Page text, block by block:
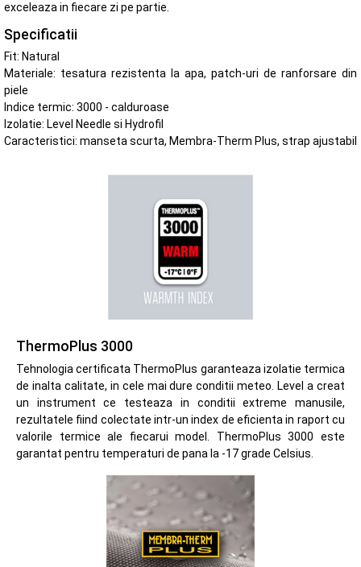
exceleaza in fiecare zi pe partie.
Specificatii
Fit: Natural
Materiale: tesatura rezistenta la apa, patch-uri de ranforsare din
piele
Indice termic: 3000 - calduroase
Izolatie: Level Needle si Hydrofil
Caracteristici: manseta scurta, Membra-Therm Plus, strap ajustabil
ThermoPlus 3000
Tehnologia certificata ThermoPlus garanteaza izolatie termica
de inalta calitate, in cele mai dure conditii meteo. Level a creat
un instrument ce testeaza in conditii extreme manusile,
rezultatele fiind colectate intr-un index de eficienta in raport cu
valorile termice ale fiecarui model. ThermoPlus 3000 este
garantat pentru temperaturi de pana la -17 grade Celsius.